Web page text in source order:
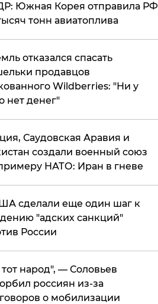
Южная Корея отправила РФ
тонн авиатоплива
отказался спасать
продавцов
Wildberries: "Ни у
нет денег"
Саудовская Аравия и
создали военный союз
НАТО: Иран в гневе
сделали еще один шаг к
"адских санкций"
России
народ", — Соловьев
россиян из-за
о мобилизации